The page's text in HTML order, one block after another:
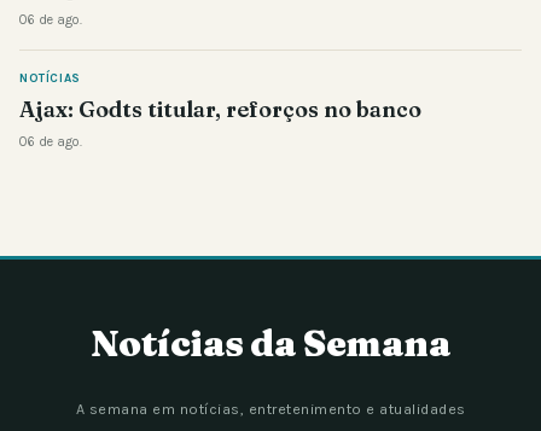
06 de ago.
NOTÍCIAS
Ajax: Godts titular, reforços no banco
06 de ago.
Notícias da Semana
A semana em notícias, entretenimento e atualidades